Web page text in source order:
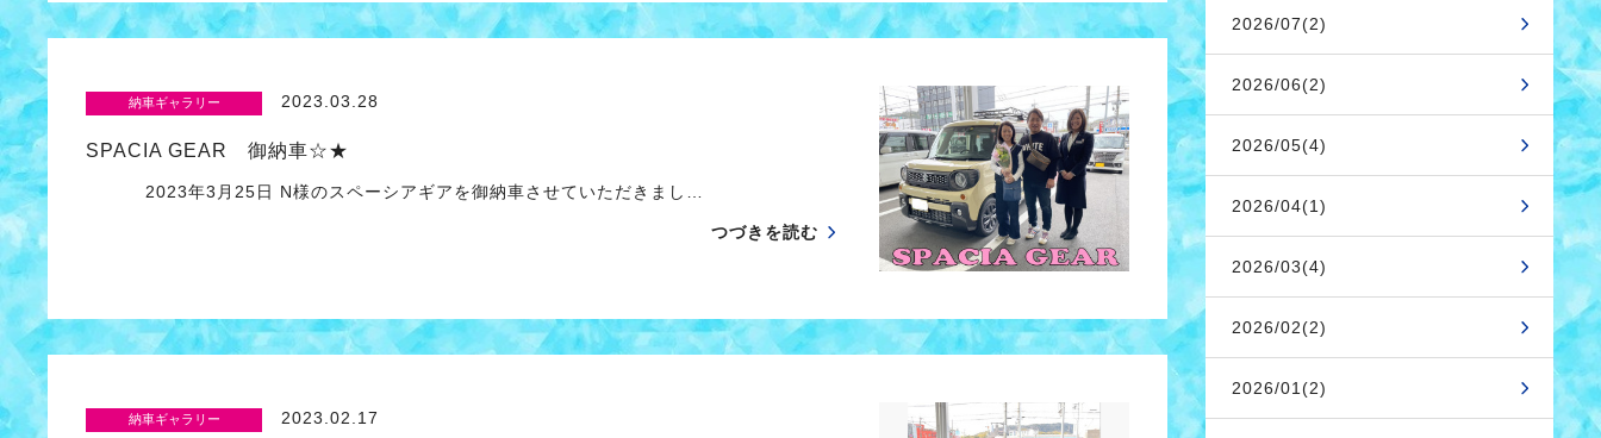
納車ギャラリー 2023.03.28
SPACIA GEAR 御納車☆★
2023年3月25日 N様のスペーシアギアを御納車させていただきまし…
つづきを読む
納車ギャラリー 2023.02.17
2026/07(2)
2026/06(2)
2026/05(4)
2026/04(1)
2026/03(4)
2026/02(2)
2026/01(2)